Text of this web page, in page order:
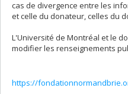
cas de divergence entre les
et celle du donateur, celles du
L'Université de Montréal et le
modifier les renseignements
https://